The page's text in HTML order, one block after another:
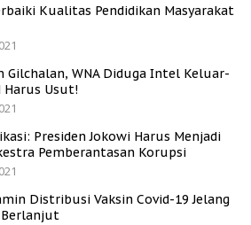
Kualitas Pendidikan Masyarakat
Gilchalan, WNA Diduga Intel Keluar-
Harus Usut!
Presiden Jokowi Harus Menjadi
Pemberantasan Korupsi
Distribusi Vaksin Covid-19 Jelang